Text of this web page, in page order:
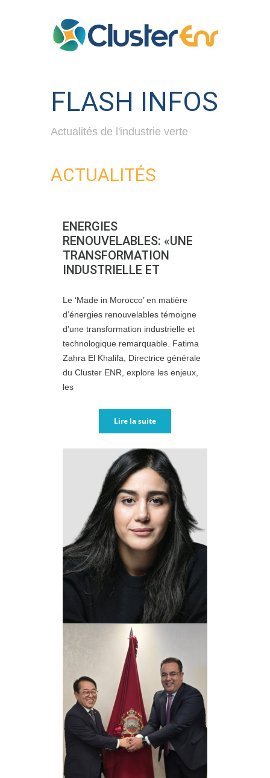
FLASH INFOS
Actualités de l'industrie verte
ACTUALITÉS
ENERGIES
RENOUVELABLES: «UNE
TRANSFORMATION
INDUSTRIELLE ET
Le ‘Made in Morocco’ en matière
d’énergies renouvelables témoigne
d’une transformation industrielle et
technologique remarquable. Fatima
Zahra El Khalifa, Directrice générale
du Cluster ENR, explore les enjeux,
les
Lire la suite